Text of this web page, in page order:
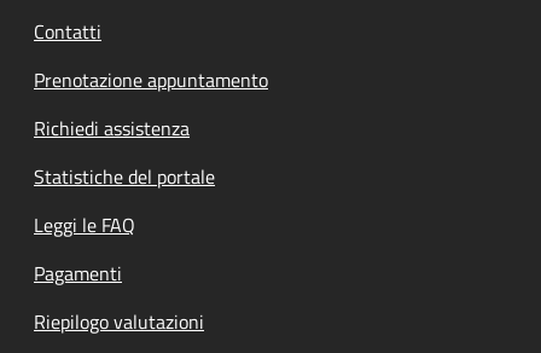
Contatti
Prenotazione appuntamento
Richiedi assistenza
Statistiche del portale
Leggi le FAQ
Pagamenti
Riepilogo valutazioni